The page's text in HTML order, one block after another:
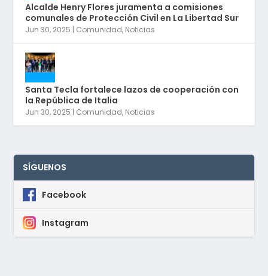
Alcalde Henry Flores juramenta a comisiones
comunales de Protección Civil en La Libertad Sur
Jun 30, 2025 | Comunidad, Noticias
Santa Tecla fortalece lazos de cooperación con
la República de Italia
Jun 30, 2025 | Comunidad, Noticias
SÍGUENOS
Facebook
Instagram